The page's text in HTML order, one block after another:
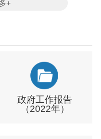
+
政府工作报告
（2022年）